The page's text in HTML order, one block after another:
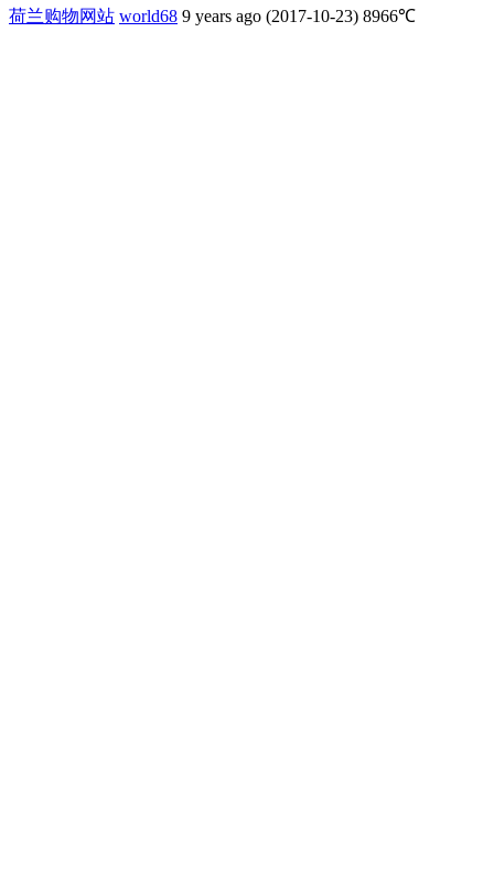
荷兰购物网站 world68 9 years ago (2017-10-23) 8966℃